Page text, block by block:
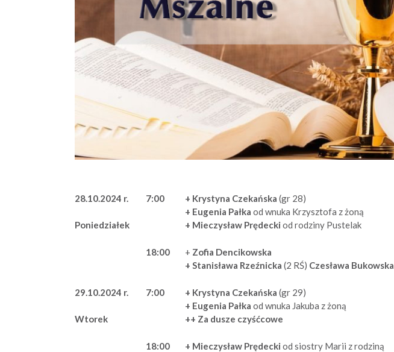
28.10.2024 r.
Poniedziałek
7:00 + Krystyna Czekańska (gr 28)
+ Eugenia Pałka od wnuka Krzysztofa z żoną
+ Mieczysław Prędecki od rodziny Pustelak
18:00 + Zofia Dencikowska
+ Stanisława Rzeźnicka (2 RŚ) Czesława Bukowska
29.10.2024 r.
Wtorek
7:00 + Krystyna Czekańska (gr 29)
+ Eugenia Pałka od wnuka Jakuba z żoną
++ Za dusze czyśćcowe
18:00 + Mieczysław Prędecki od siostry Marii z rodziną